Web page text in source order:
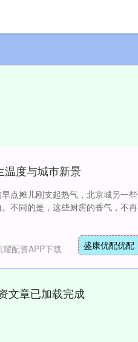
温度与城市新景
点摊儿刚支起热气，北京城另一些
不同的是，这些厨房的香气，不再
盛康优配优配
耀配资APP下载
文章已加载完成